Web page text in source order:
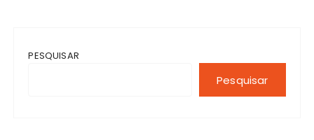
PESQUISAR
Pesquisar